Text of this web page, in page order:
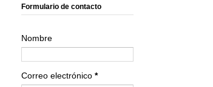
Formulario de contacto
Nombre
Correo electrónico *